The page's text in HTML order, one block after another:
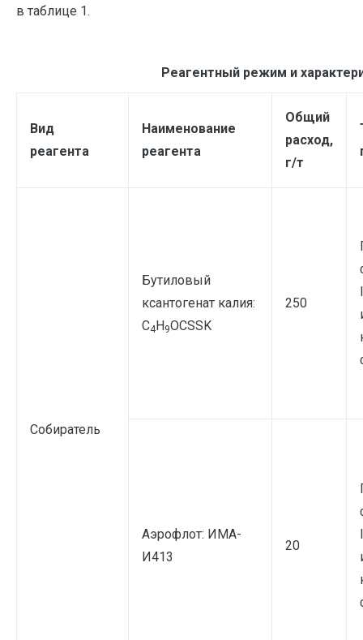
в таблице 1.
Реагентный режим и
Вид
реагента
Наименование
реагента
Общий
расход,
г/т
Собиратель
Бутиловый
ксантогенат калия:
C4Н9OCSSK
250
Аэрофлот: ИМА-
И413
20